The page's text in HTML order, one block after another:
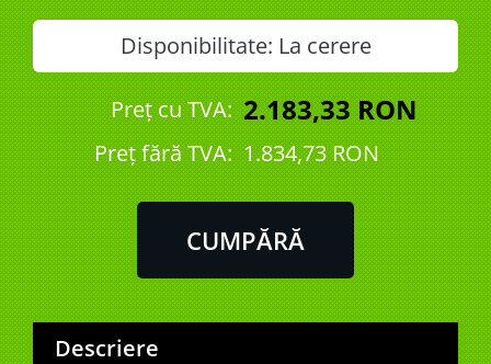
Disponibilitate: La cerere
Preț cu TVA: 2.183,33 RON
Preţ fără TVA: 1.834,73 RON
Descriere